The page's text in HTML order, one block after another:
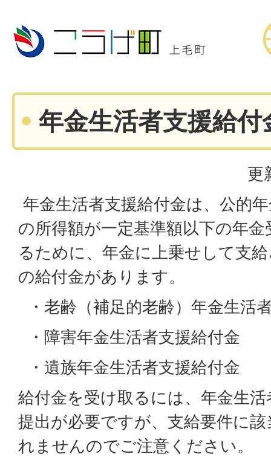
年金生活者支援給
更
年金生活者支援給付金は、公的
の所得額が一定基準額以下の年
るために、年金に上乗せして支
の給付金があります。
・老齢（補足的老齢）年金生活
・障害年金生活者支援給付金
・遺族年金生活者支援給付金
給付金を受け取るには、年金生
提出が必要ですが、支給要件に
れませんのでご注意ください。